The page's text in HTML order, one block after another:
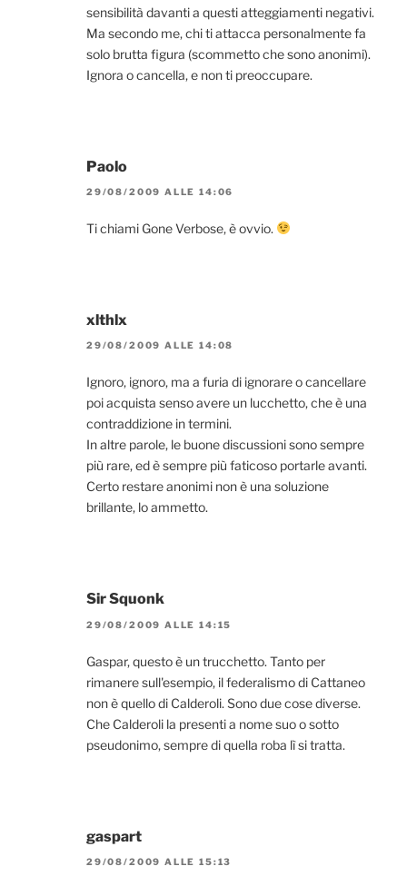
sensibilità davanti a questi atteggiamenti negativi.
Ma secondo me, chi ti attacca personalmente fa
solo brutta figura (scommetto che sono anonimi).
Ignora o cancella, e non ti preoccupare.
Paolo
29/08/2009 ALLE 14:06
Ti chiami Gone Verbose, è ovvio.
xlthlx
29/08/2009 ALLE 14:08
Ignoro, ignoro, ma a furia di ignorare o cancellare
poi acquista senso avere un lucchetto, che è una
contraddizione in termini.
In altre parole, le buone discussioni sono sempre
più rare, ed è sempre più faticoso portarle avanti.
Certo restare anonimi non è una soluzione
brillante, lo ammetto.
Sir Squonk
29/08/2009 ALLE 14:15
Gaspar, questo è un trucchetto. Tanto per
rimanere sull'esempio, il federalismo di Cattaneo
non è quello di Calderoli. Sono due cose diverse.
Che Calderoli la presenti a nome suo o sotto
pseudonimo, sempre di quella roba lì si tratta.
gaspart
29/08/2009 ALLE 15:13